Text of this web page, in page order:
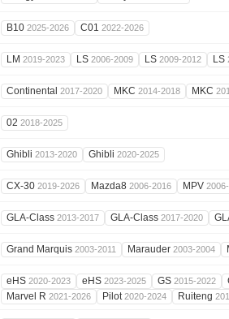
B10 2025-2026 C01 2022-2026
LM 2019-2023 LS 2006-2009 LS 2009-2012 LS
Continental 2017-2020 MKC 2014-2018 MKC
02 2018-2025
Ghibli 2013-2020 Ghibli 2020-2025
CX-30 2019-2026 Mazda8 2006-2016 MPV
GLA-Class 2013-2017 GLA-Class 2017-2020
Grand Marquis 2003-2011 Marauder 2003-2004
eHS 2020-2023 eHS 2023-2025 GS 2015-2022
Marvel R 2021-2026 Pilot2020-2024 Ruiteng